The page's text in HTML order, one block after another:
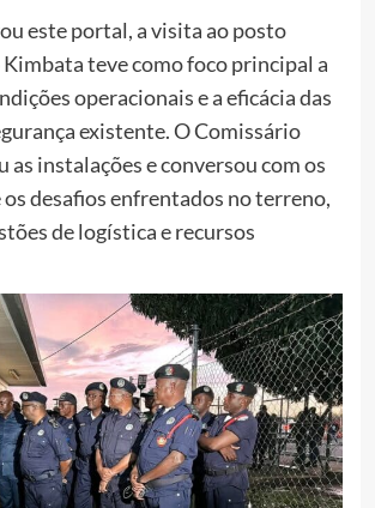
este portal, a visita ao posto
teve como foco principal a
operacionais e a eficácia das
existente. O Comissário
as instalações e conversou com os
desafios enfrentados no terreno,
de logística e recursos